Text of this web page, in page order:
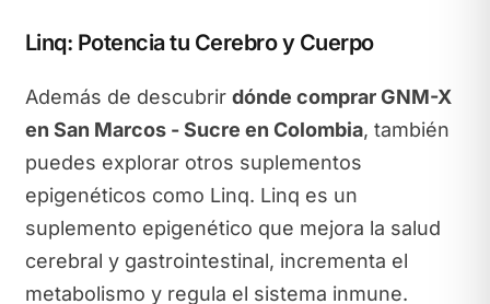
Linq: Potencia tu Cerebro y Cuerpo
Además de descubrir dónde comprar GNM-X
en San Marcos - Sucre en Colombia, también
puedes explorar otros suplementos
epigenéticos como Linq. Linq es un
suplemento epigenético que mejora la salud
cerebral y gastrointestinal, incrementa el
metabolismo y regula el sistema inmune.